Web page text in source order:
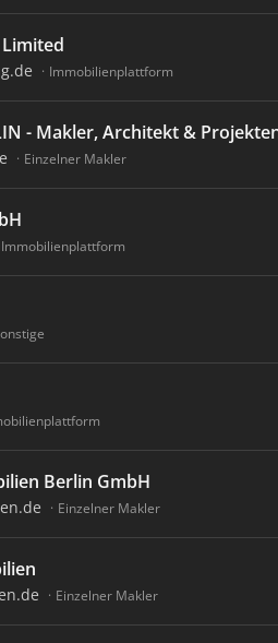
Immobilienplattform
- Makler, Architekt &
Einzelner Makler
Immobilienplattform
Berlin GmbH
Einzelner Makler
Einzelner Makler